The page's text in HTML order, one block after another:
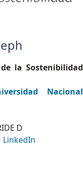
la Sostenibilidad
Nacional
D
LinkedIn